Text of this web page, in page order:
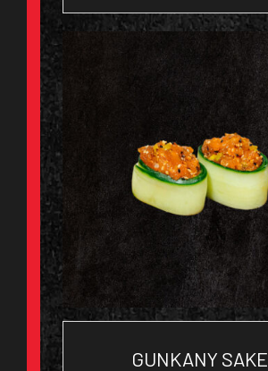
GUNKANY SAKE